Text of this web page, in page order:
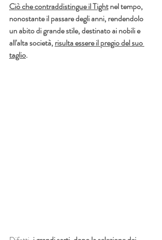
Ciò che contraddistingue il Tight nel tempo,
nonostante il passare degli anni, rendendolo
un abito di grande stile, destinato ai nobili e
all'alta società, risulta essere il pregio del suo
taglio.